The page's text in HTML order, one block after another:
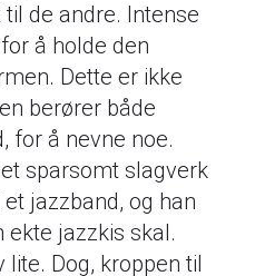
de andre. Intense
å holde den
Dette er ikke
berører både
for å nevne noe.
sparsomt slagverk
jazzband, og han
ekte jazzkis skal.
Dog, kroppen til